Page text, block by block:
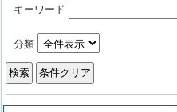
キーワード
分類